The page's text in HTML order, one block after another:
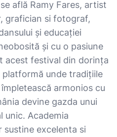
află Ramy Fares, artist
grafician si fotograf,
și educației
și cu o pasiune
acest festival din dorința
unde tradițiile
armonios cu
devine gazda unui
unic. Academia
sustine excelenta si